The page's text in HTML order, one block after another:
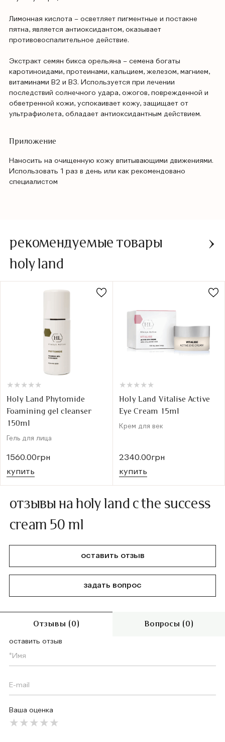
Лимонная кислота – осветляет пигментные и постакне
пятна, является антиоксидантом, оказывает
противовоспалительное действие.
Экстракт семян бикса орельяна – семена богаты
каротиноидами, протеинами, кальцием, железом, магнием,
витаминами B2 и B3. Используется при лечении
последствий солнечного удара, ожогов, поврежденной и
обветренной кожи, успокаивает кожу, защищает от
ультрафиолета, обладает антиоксидантным действием.
Приложение
Наносить на очищенную кожу впитывающими движениями.
Использовать 1 раз в день или как рекомендовано
специалистом
рекомендуемые товары
holy land
★
★ ★
★ ★
★ ★
★ ★
★
Holy Land Phytomide
Foamining gel cleanser
150ml
Гель для лица
1560.00грн
купить
★
★ ★
★ ★
★ ★
★ ★
★
Holy Land Vitalise Active
Eye Cream 15ml
Крем для век
2340.00грн
купить
отзывы на holy land c the success
cream 50 ml
оставить отзыв
задать вопрос
Отзывы (0) Вопросы (0)
оставить отзыв
Ваша оценка